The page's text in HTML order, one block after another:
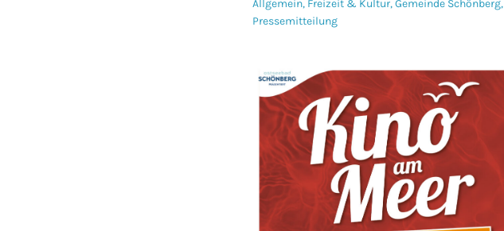
Allgemein, Freizeit & Kultur,Gemeinde Schönberg,
Pressemitteilung